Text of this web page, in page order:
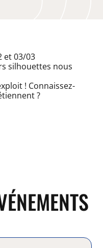
et 03/03
silhouettes nous
! Connaissez-
?